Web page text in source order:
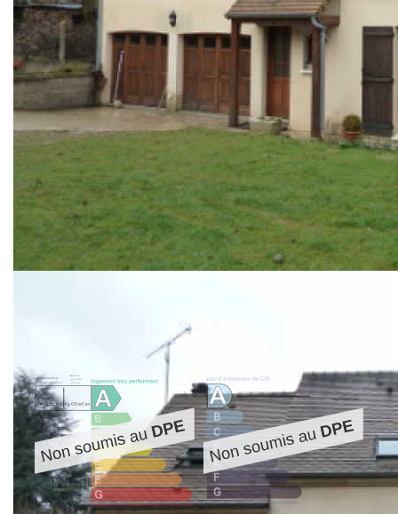
Description
Réf : 2532
- OSNY -
Maison Traditionnelle de 1995 bâtie sur 819 m² de terrain
comprenant : Entrée, Séjour, Cuisine, Cellier, 2 wc, Sdb, 4
chambres et double garage.
UNE PERLE RARE !
Diagnostics énergétiques